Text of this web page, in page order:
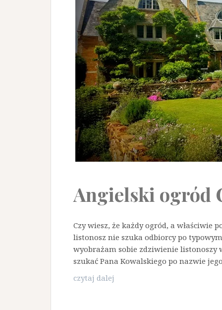
Angielski ogród
Czy wiesz, że każdy ogród, a właściwie
listonosz nie szuka odbiorcy po
wyobrażam sobie zdziwienie
szukać Pana Kowalskiego po nazwie
czytaj dalej